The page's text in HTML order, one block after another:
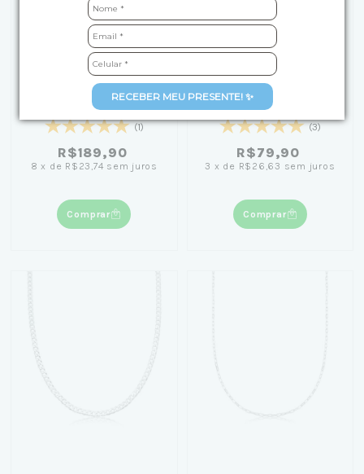
RECEBER MEU PRESENTE! ✨
Corrente de Prata
Cordão Baiano(1mm)
50cm
(1)
R$189,90
8 x de R$23,74 sem juros
Comprar
Corrente de Prata
Cartier (1mm) 45cm
(3)
R$79,90
3 x de R$26,63 sem juros
Comprar